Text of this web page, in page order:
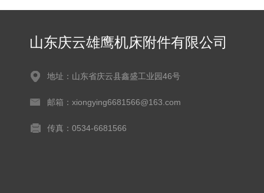
山东庆云雄鹰机床附件有限公司
地址：山东省庆云县鑫盛工业园46号
邮箱：xiongying6681566@163.com
传真：0534-6681566